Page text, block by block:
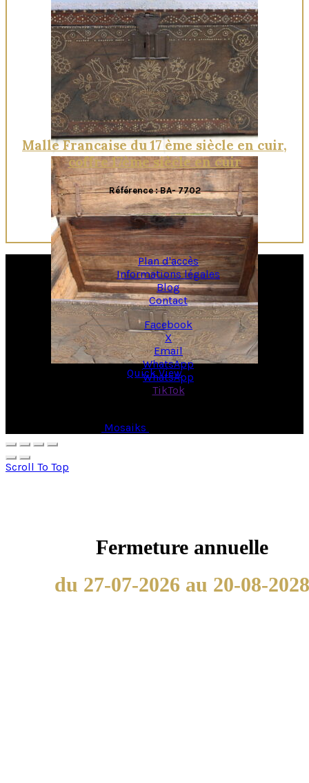
Quick View
Malle Francaise du 17 ème siècle en cuir,
coffre 17ème siècle en cuir
Référence : BA- 7702
Plan d'accès
Informations légales
Blog
Contact
Facebook
X
Email
WhatsApp
WhatsApp
TikTok
Mosaiks
Scroll To Top
Fermeture annuelle
du 27-07-2026 au 20-08-2028